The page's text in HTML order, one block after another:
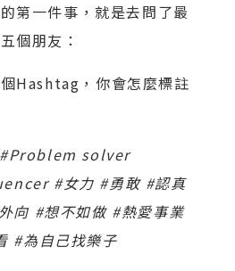
第一件事，就是去問了最
個朋友：
個Hashtag，你會怎麼標註
solver
#女力 #勇敢 #認真
向 #想不如做 #熱愛事業
#為自己找樂子